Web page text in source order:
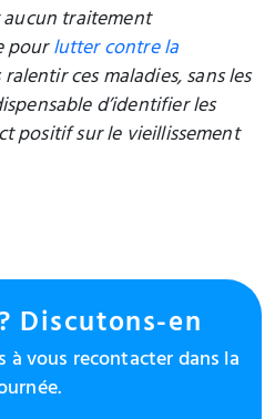
traitement
pourlutter contre la
ces maladies, sans les
d’identifier les
positif sur le vieillissement
Discutons-en
à vous recontacter dans la